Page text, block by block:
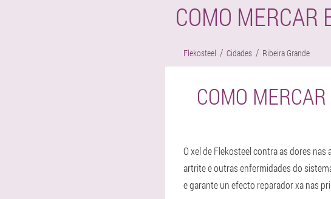
COMO MERCAR
Flekosteel Cidades Ribeira Grande
COMO
O xel de Flekosteel contra as dores
artrite e outras enfermidades do
e garante un efecto reparador xa nas